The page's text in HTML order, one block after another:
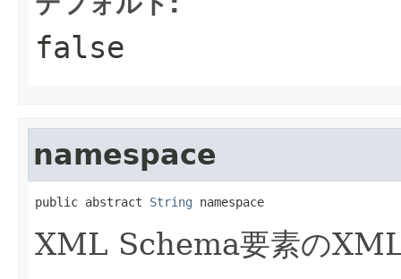
false
namespace
public abstract String namespace
XML Schema要素の